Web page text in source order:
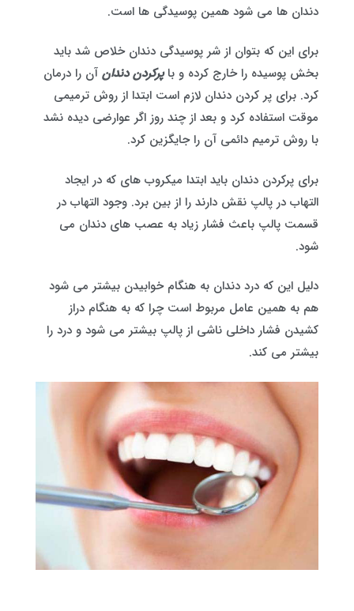
دندان ها می شود همین پوسیدگی ها است.
برای این که بتوان از شر پوسیدگی دندان خلاص شد باید
بخش پوسیده را خارج کرده و باپرکردن دندان آن را درمان
کرد. برای پر کردن دندان لازم است ابتدا از روش ترمیمی
موقت استفاده کرد و بعد از چند روز اگر عوارضی دیده نشد
با روش ترمیم دائمی آن را جایگزین کرد.
برای پرکردن دندان باید ابتدا میکروب های که در ایجاد
التهاب در پالپ نقش دارند را از بین برد. وجود التهاب در
قسمت پالپ باعث فشار زیاد به عصب های دندان می
شود.
دلیل این که درد دندان به هنگام خوابیدن بیشتر می شود
هم به همین عامل مربوط است چرا که به هنگام دراز
کشیدن فشار داخلی ناشی از پالپ بیشتر می شود و درد را
بیشتر می کند.